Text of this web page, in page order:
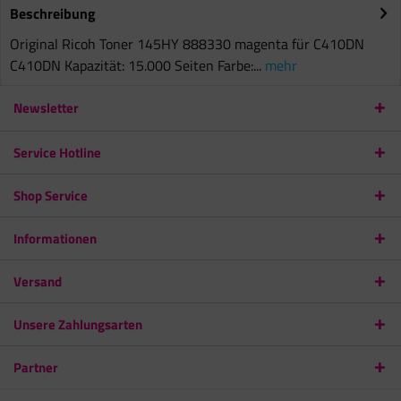
Beschreibung
Original Ricoh Toner 145HY 888330 magenta für C410DN
C410DN Kapazität: 15.000 Seiten Farbe:... mehr
Newsletter
Service Hotline
Shop Service
Informationen
Versand
Unsere Zahlungsarten
Partner